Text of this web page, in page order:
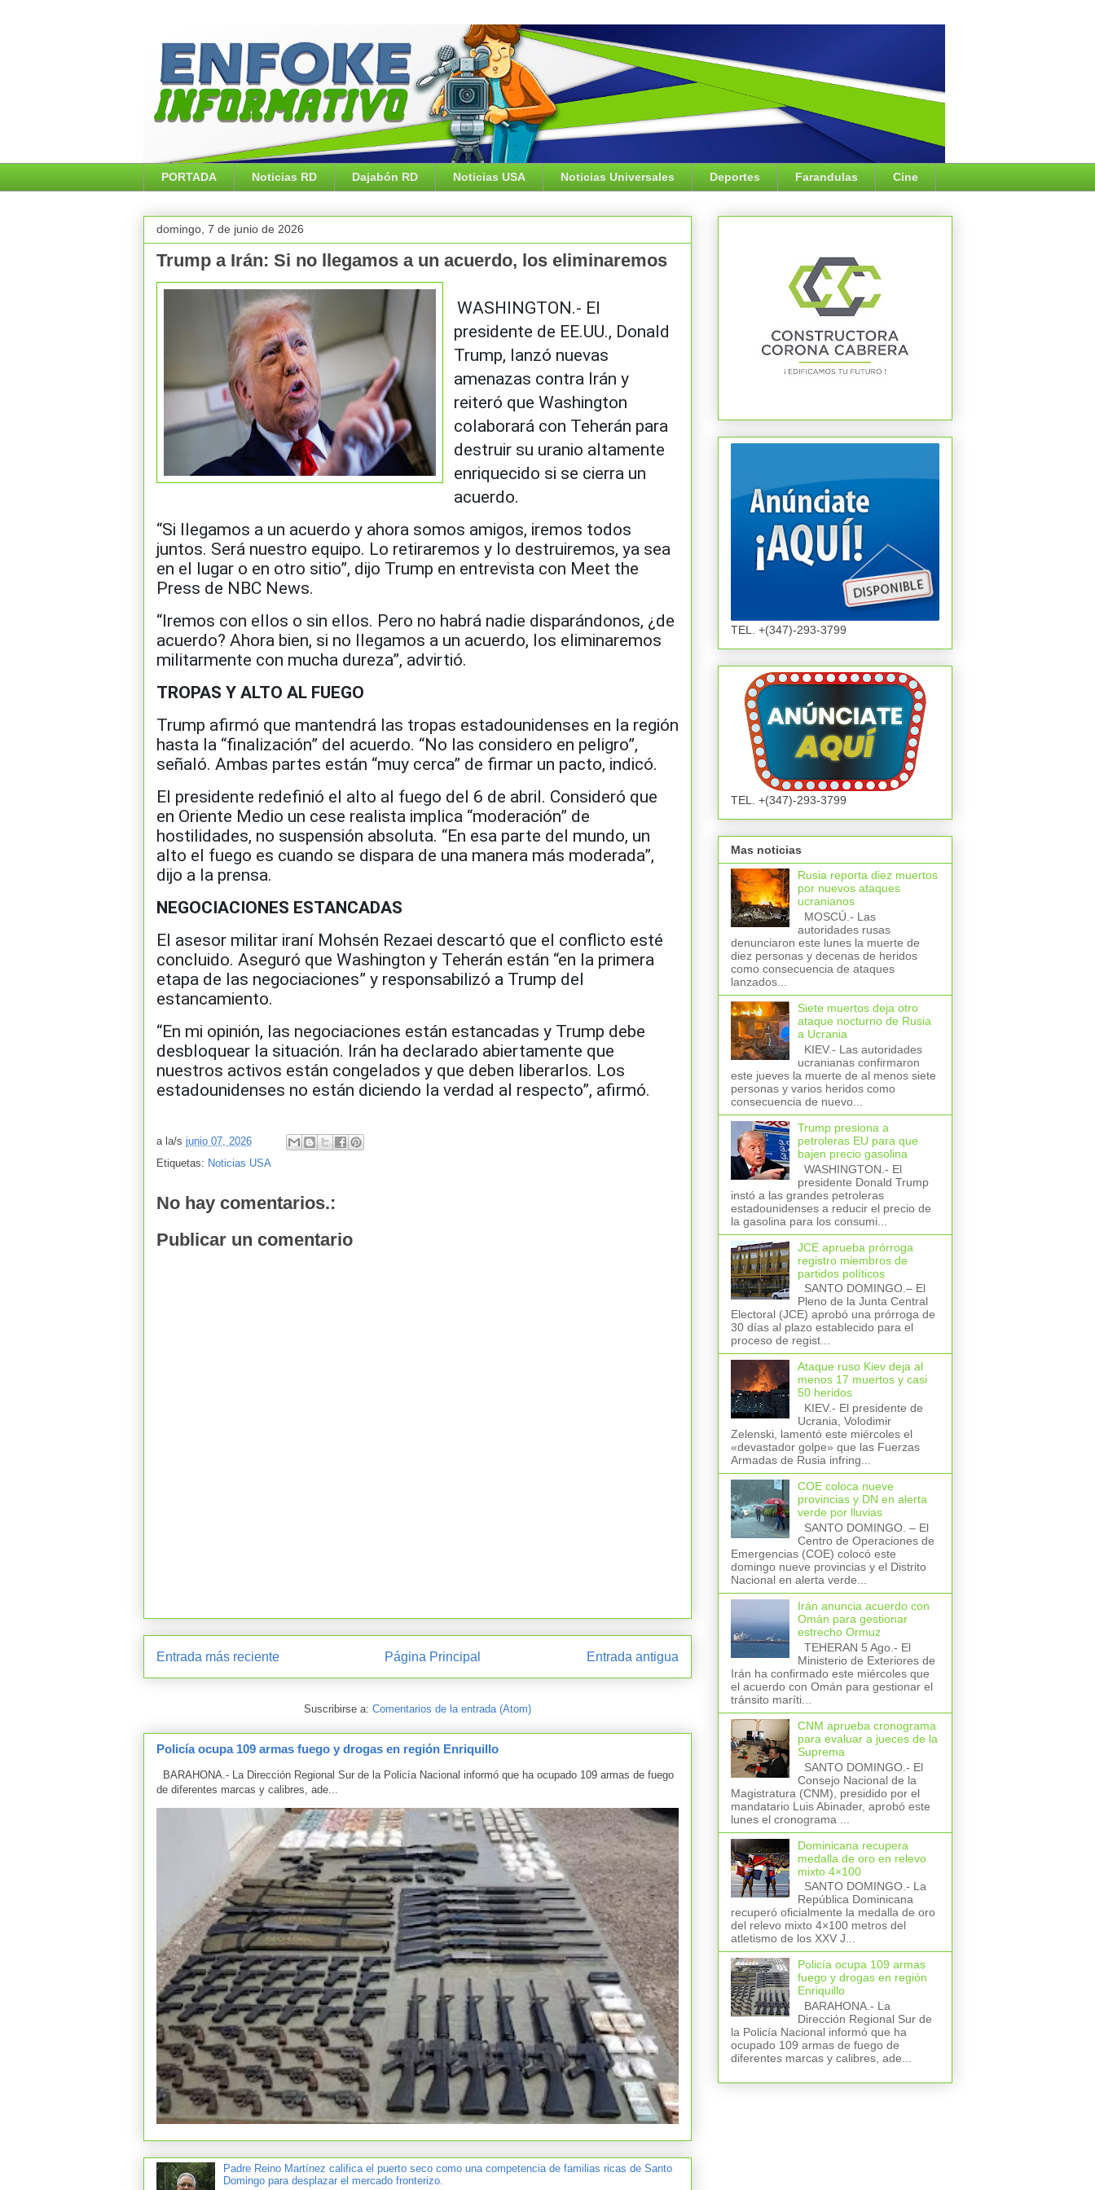
PORTADA Noticias RD Dajabón RD Noticias USA Noticias Universales Deportes Farandulas Cine
domingo, 7 de junio de 2026
Trump a Irán: Si no llegamos a un acuerdo, los eliminaremos
WASHINGTON.- El
presidente de EE.UU., Donald
Trump, lanzó nuevas
amenazas contra Irán y
reiteró que Washington
colaborará con Teherán para
destruir su uranio altamente
enriquecido si se cierra un
acuerdo.
“Si llegamos a un acuerdo y ahora somos amigos, iremos todos
juntos. Será nuestro equipo. Lo retiraremos y lo destruiremos, ya sea
en el lugar o en otro sitio”, dijo Trump en entrevista con Meet the
Press de NBC News.
“Iremos con ellos o sin ellos. Pero no habrá nadie disparándonos, ¿de
acuerdo? Ahora bien, si no llegamos a un acuerdo, los eliminaremos
militarmente con mucha dureza”, advirtió.
TROPAS Y ALTO AL FUEGO
Trump afirmó que mantendrá las tropas estadounidenses en la región
hasta la “finalización” del acuerdo. “No las considero en peligro”,
señaló. Ambas partes están “muy cerca” de firmar un pacto, indicó.
El presidente redefinió el alto al fuego del 6 de abril. Consideró que
en Oriente Medio un cese realista implica “moderación” de
hostilidades, no suspensión absoluta. “En esa parte del mundo, un
alto el fuego es cuando se dispara de una manera más moderada”,
dijo a la prensa.
NEGOCIACIONES ESTANCADAS
El asesor militar iraní Mohsén Rezaei descartó que el conflicto esté
concluido. Aseguró que Washington y Teherán están “en la primera
etapa de las negociaciones” y responsabilizó a Trump del
estancamiento.
“En mi opinión, las negociaciones están estancadas y Trump debe
desbloquear la situación. Irán ha declarado abiertamente que
nuestros activos están congelados y que deben liberarlos. Los
estadounidenses no están diciendo la verdad al respecto”, afirmó.
a la/s junio 07, 2026
Etiquetas: Noticias USA
No hay comentarios.:
Publicar un comentario
Entrada más reciente Entrada antigua
Página Principal
Suscribirse a: Comentarios de la entrada (Atom)
Policía ocupa 109 armas fuego y drogas en región Enriquillo
BARAHONA.- La Dirección Regional Sur de la Policía Nacional informó que ha ocupado 109 armas de fuego
de diferentes marcas y calibres, ade...
Padre Reino Martínez califica el puerto seco como una competencia de familias ricas de Santo
Domingo para desplazar el mercado fronterizo.
TEL. +(347)-293-3799
TEL. +(347)-293-3799
Mas noticias
Rusia reporta diez muertos
por nuevos ataques
ucranianos
MOSCÚ.- Las
autoridades rusas
denunciaron este lunes la muerte de
diez personas y decenas de heridos
como consecuencia de ataques
lanzados...
Siete muertos deja otro
ataque nocturno de Rusia
a Ucrania
KIEV.- Las autoridades
ucranianas confirmaron
este jueves la muerte de al menos siete
personas y varios heridos como
consecuencia de nuevo...
Trump presiona a
petroleras EU para que
bajen precio gasolina
WASHINGTON.- El
presidente Donald Trump
instó a las grandes petroleras
estadounidenses a reducir el precio de
la gasolina para los consumi...
JCE aprueba prórroga
registro miembros de
partidos políticos
SANTO DOMINGO.– El
Pleno de la Junta Central
Electoral (JCE) aprobó una prórroga de
30 días al plazo establecido para el
proceso de regist...
Ataque ruso Kiev deja al
menos 17 muertos y casi
50 heridos
KIEV.- El presidente de
Ucrania, Volodimir
Zelenski, lamentó este miércoles el
«devastador golpe» que las Fuerzas
Armadas de Rusia infring...
COE coloca nueve
provincias y DN en alerta
verde por lluvias
SANTO DOMINGO. – El
Centro de Operaciones de
Emergencias (COE) colocó este
domingo nueve provincias y el Distrito
Nacional en alerta verde...
Irán anuncia acuerdo con
Omán para gestionar
estrecho Ormuz
TEHERAN 5 Ago.- El
Ministerio de Exteriores de
Irán ha confirmado este miércoles que
el acuerdo con Omán para gestionar el
tránsito maríti...
CNM aprueba cronograma
para evaluar a jueces de la
Suprema
SANTO DOMINGO.- El
Consejo Nacional de la
Magistratura (CNM), presidido por el
mandatario Luis Abinader, aprobó este
lunes el cronograma ...
Dominicana recupera
medalla de oro en relevo
mixto 4×100
SANTO DOMINGO.- La
República Dominicana
recuperó oficialmente la medalla de oro
del relevo mixto 4×100 metros del
atletismo de los XXV J...
Policía ocupa 109 armas
fuego y drogas en región
Enriquillo
BARAHONA.- La
Dirección Regional Sur de
la Policía Nacional informó que ha
ocupado 109 armas de fuego de
diferentes marcas y calibres, ade...